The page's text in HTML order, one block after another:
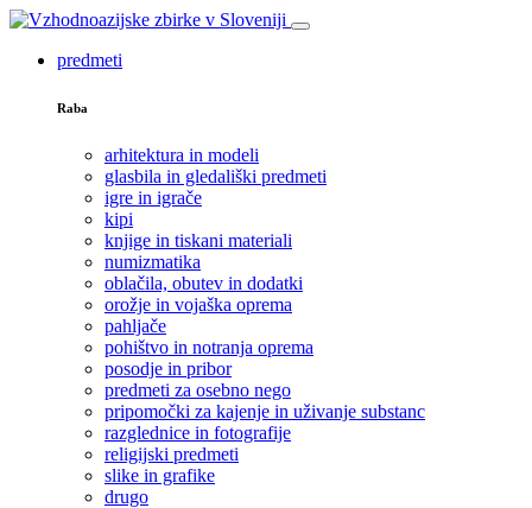
predmeti
Raba
arhitektura in modeli
glasbila in gledališki predmeti
igre in igrače
kipi
knjige in tiskani materiali
numizmatika
oblačila, obutev in dodatki
orožje in vojaška oprema
pahljače
pohištvo in notranja oprema
posodje in pribor
predmeti za osebno nego
pripomočki za kajenje in uživanje substanc
razglednice in fotografije
religijski predmeti
slike in grafike
drugo